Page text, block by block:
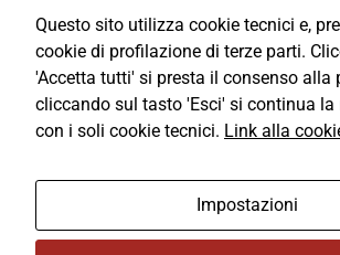
Viaggi e Vacanze
Ⓒ2026, Technical Design s.r.l.
Informativa Privacy
Questo sito utilizza cookie tecnici e,
cookie di profilazione di terze parti.
'Accetta tutti' si presta il consenso alla
cliccando sul tasto 'Esci' si continua la
con i soli cookie tecnici. Link alla
Impostazioni
Tecnici
Questi
sono
del sito
possono
essere